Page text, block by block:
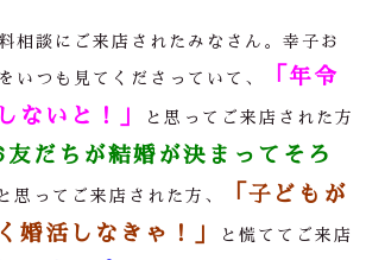
相談にご来店されたみなさん。幸子お
いつも見てくださっていて、
「年令
ないと！」
と思ってご来店された方
友だちが結婚が決まってそろ
と思ってご来店された方、
「子どもが
婚活しなきゃ！」
と慌ててご来店